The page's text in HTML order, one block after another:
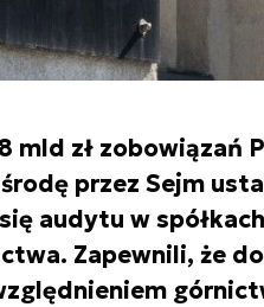
mld zł zobowiązań
przez Sejm
audytu w
Zapewnili, że